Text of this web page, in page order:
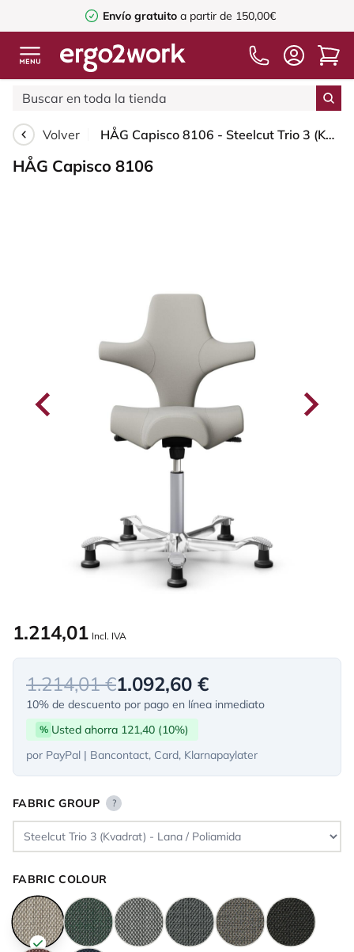
Envío gratuito a partir de 150,00€
Volver HÅG Capisco 8106 - Steelcut Trio 3 (Kvadrat) - Lana / Poliamida - STT213 - Light beige - Silver - 200 mm (seat height 46-64cm) - Glides
HÅG Capisco 8106
1.214,01 Incl. IVA
1.214,01 €1.092,60 €
10% de descuento por pago en línea inmediato
% Usted ahorra 121,40 (10%)
por PayPal | Bancontact, Card, Klarnapaylater
FABRIC GROUP ?
FABRIC COLOUR